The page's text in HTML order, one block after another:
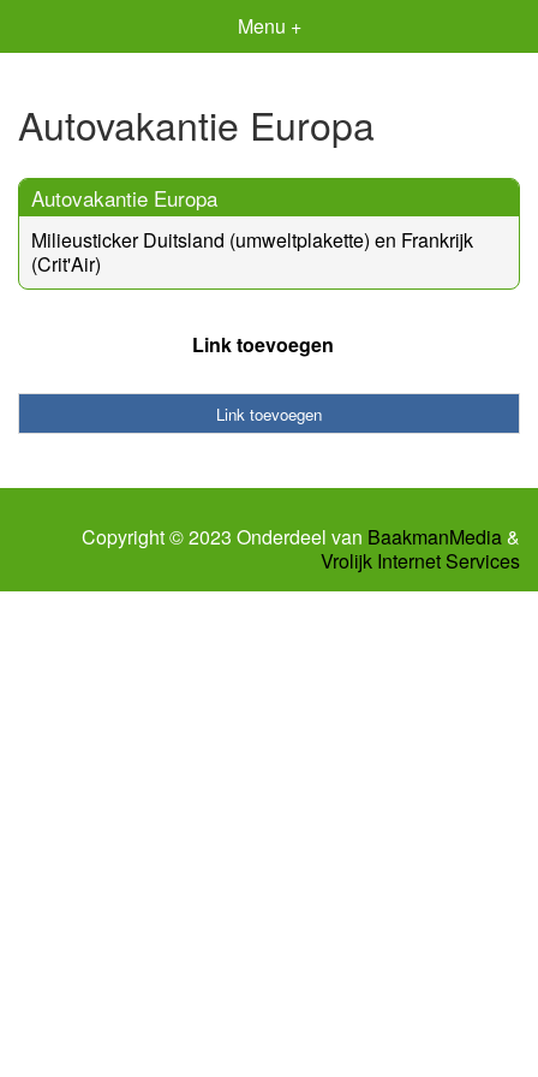
Menu +
Autovakantie Europa
Autovakantie Europa
Milieusticker Duitsland (umweltplakette) en Frankrijk
(Crit'Air)
Link toevoegen
Link toevoegen
Copyright © 2023 Onderdeel van BaakmanMedia&
Vrolijk Internet Services